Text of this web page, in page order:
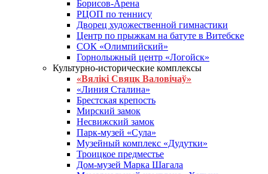
Борисов-Арена
РЦОП по теннису
Дворец художественной гимнастики
Центр по прыжкам на батуте в Витебске
СОК «Олимпийский»
Горнолыжный центр «Логойск»
Культурно-исторические комплексы
«Вялікі Свяцк Валовічаў»
«Линия Сталина»
Брестская крепость
Мирский замок
Несвижский замок
Парк-музей «Сула»
Музейный комплекс «Дудутки»
Троицкое предместье
Дом-музей Марка Шагала